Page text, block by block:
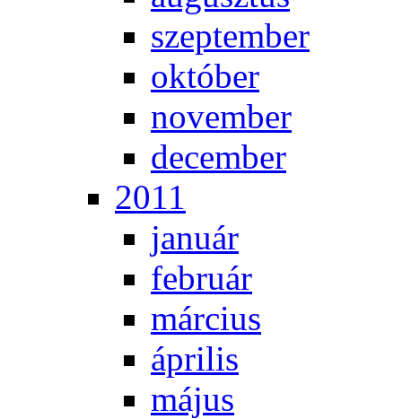
szep­tem­ber
ok­tó­ber
no­vem­ber
de­cem­ber
2011
ja­nu­ár
feb­ru­ár
már­ci­us
áp­ri­lis
má­jus